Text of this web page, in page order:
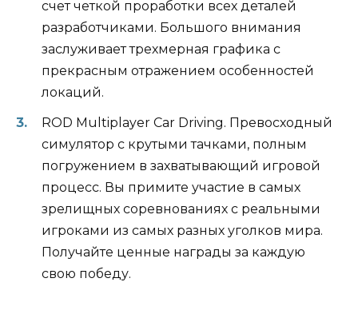
счет четкой проработки всех деталей
разработчиками. Большого внимания
заслуживает трехмерная графика с
прекрасным отражением особенностей
локаций.
ROD Multiplayer Car Driving. Превосходный
симулятор с крутыми тачками, полным
погружением в захватывающий игровой
процесс. Вы примите участие в самых
зрелищных соревнованиях с реальными
игроками из самых разных уголков мира.
Получайте ценные награды за каждую
свою победу.